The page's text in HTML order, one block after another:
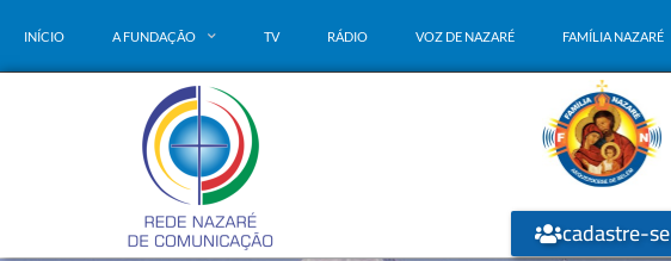
INÍCIO A FUNDAÇÃO TV RÁDIO VOZ DE NAZARÉ FAMÍLIA NAZARÉ
cadastre-se